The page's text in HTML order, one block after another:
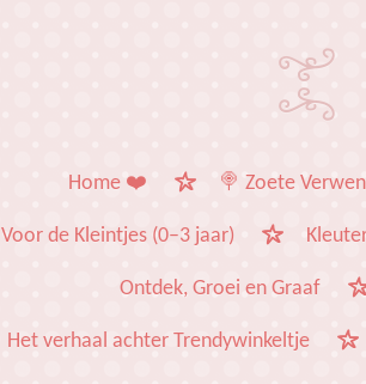
Home ❤️ 🍭 Zoete
Voor de Kleintjes (0–3 jaar)
Ontdek, Groei en Graaf
Het verhaal achter Trendywinkeltje